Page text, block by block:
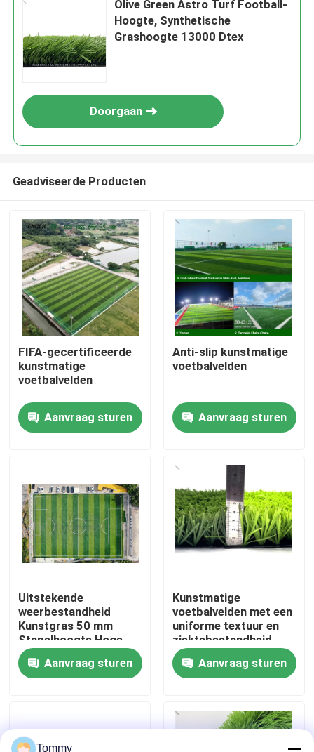
Huis
Producten
Video's
Fabriekstour
Kwaliteitscontrole
Neem contact met ons op
Nieuws
Offerte Aanvragen
Olive Green Astro Turf Football-
Hoogte, Synthetische
Grashoogte 13000 Dtex
Doorgaan
Geadviseerde Producten
FIFA-gecertificeerde
kunstmatige
voetbalvelden
Aanvraag sturen
Anti-slip kunstmatige
voetbalvelden
Aanvraag sturen
Uitstekende
weerbestandheid
Kunstgras 50 mm
Stapelhoogte Hoge
flexibiliteit
Aanvraag sturen
Kunstmatige
voetbalvelden met een
uniforme textuur en
ziektebestandheid
4x25m
Aanvraag sturen
Tommy